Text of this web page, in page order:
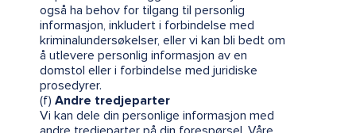
også ha behov for tilgang til personlig
informasjon, inkludert i forbindelse med
kriminalundersøkelser, eller vi kan bli bedt om
å utlevere personlig informasjon av en
domstol eller i forbindelse med juridiske
prosedyrer.
(f) Andre tredjeparter
Vi kan dele din personlige informasjon med